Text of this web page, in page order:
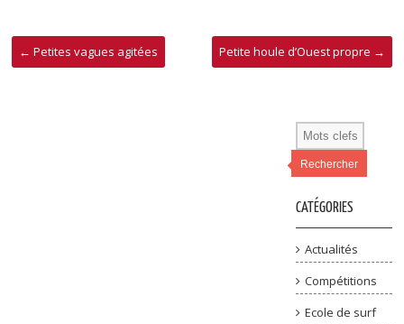
← Petites vagues agitées Petite houle d’Ouest propre →
Rechercher
CATÉGORIES
Actualités
Compétitions
Ecole de surf